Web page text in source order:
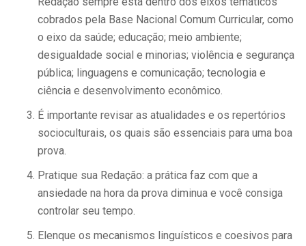
cobrados pela Base Nacional Comum Curricular, como
o eixo da saúde; educação; meio ambiente;
desigualdade social e minorias; violência e segurança
pública; linguagens e comunicação; tecnologia e
ciência e desenvolvimento econômico.
É importante revisar as atualidades e os repertórios
socioculturais, os quais são essenciais para uma boa
prova.
Pratique sua Redação: a prática faz com que a
ansiedade na hora da prova diminua e você consiga
controlar seu tempo.
Elenque os mecanismos linguísticos e coesivos para